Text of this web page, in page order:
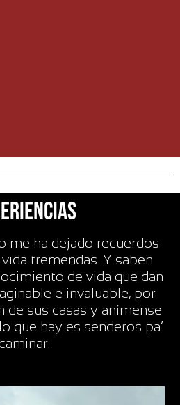
me ha dejado recuerdos
tremendas. Y saben
de vida que dan
e invaluable, por
de sus casas y anímense
que hay es senderos pa’
caminar.